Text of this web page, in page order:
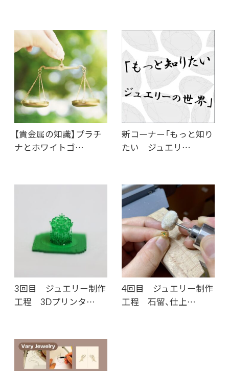
【貴金属の知識】プラチ
ナとホワイトゴ…
新コーナー「もっと知り
たい ジュエリ…
3回目 ジュエリー制作
工程 3Dプリンタ…
4回目 ジュエリー制作
工程 石留、仕上…